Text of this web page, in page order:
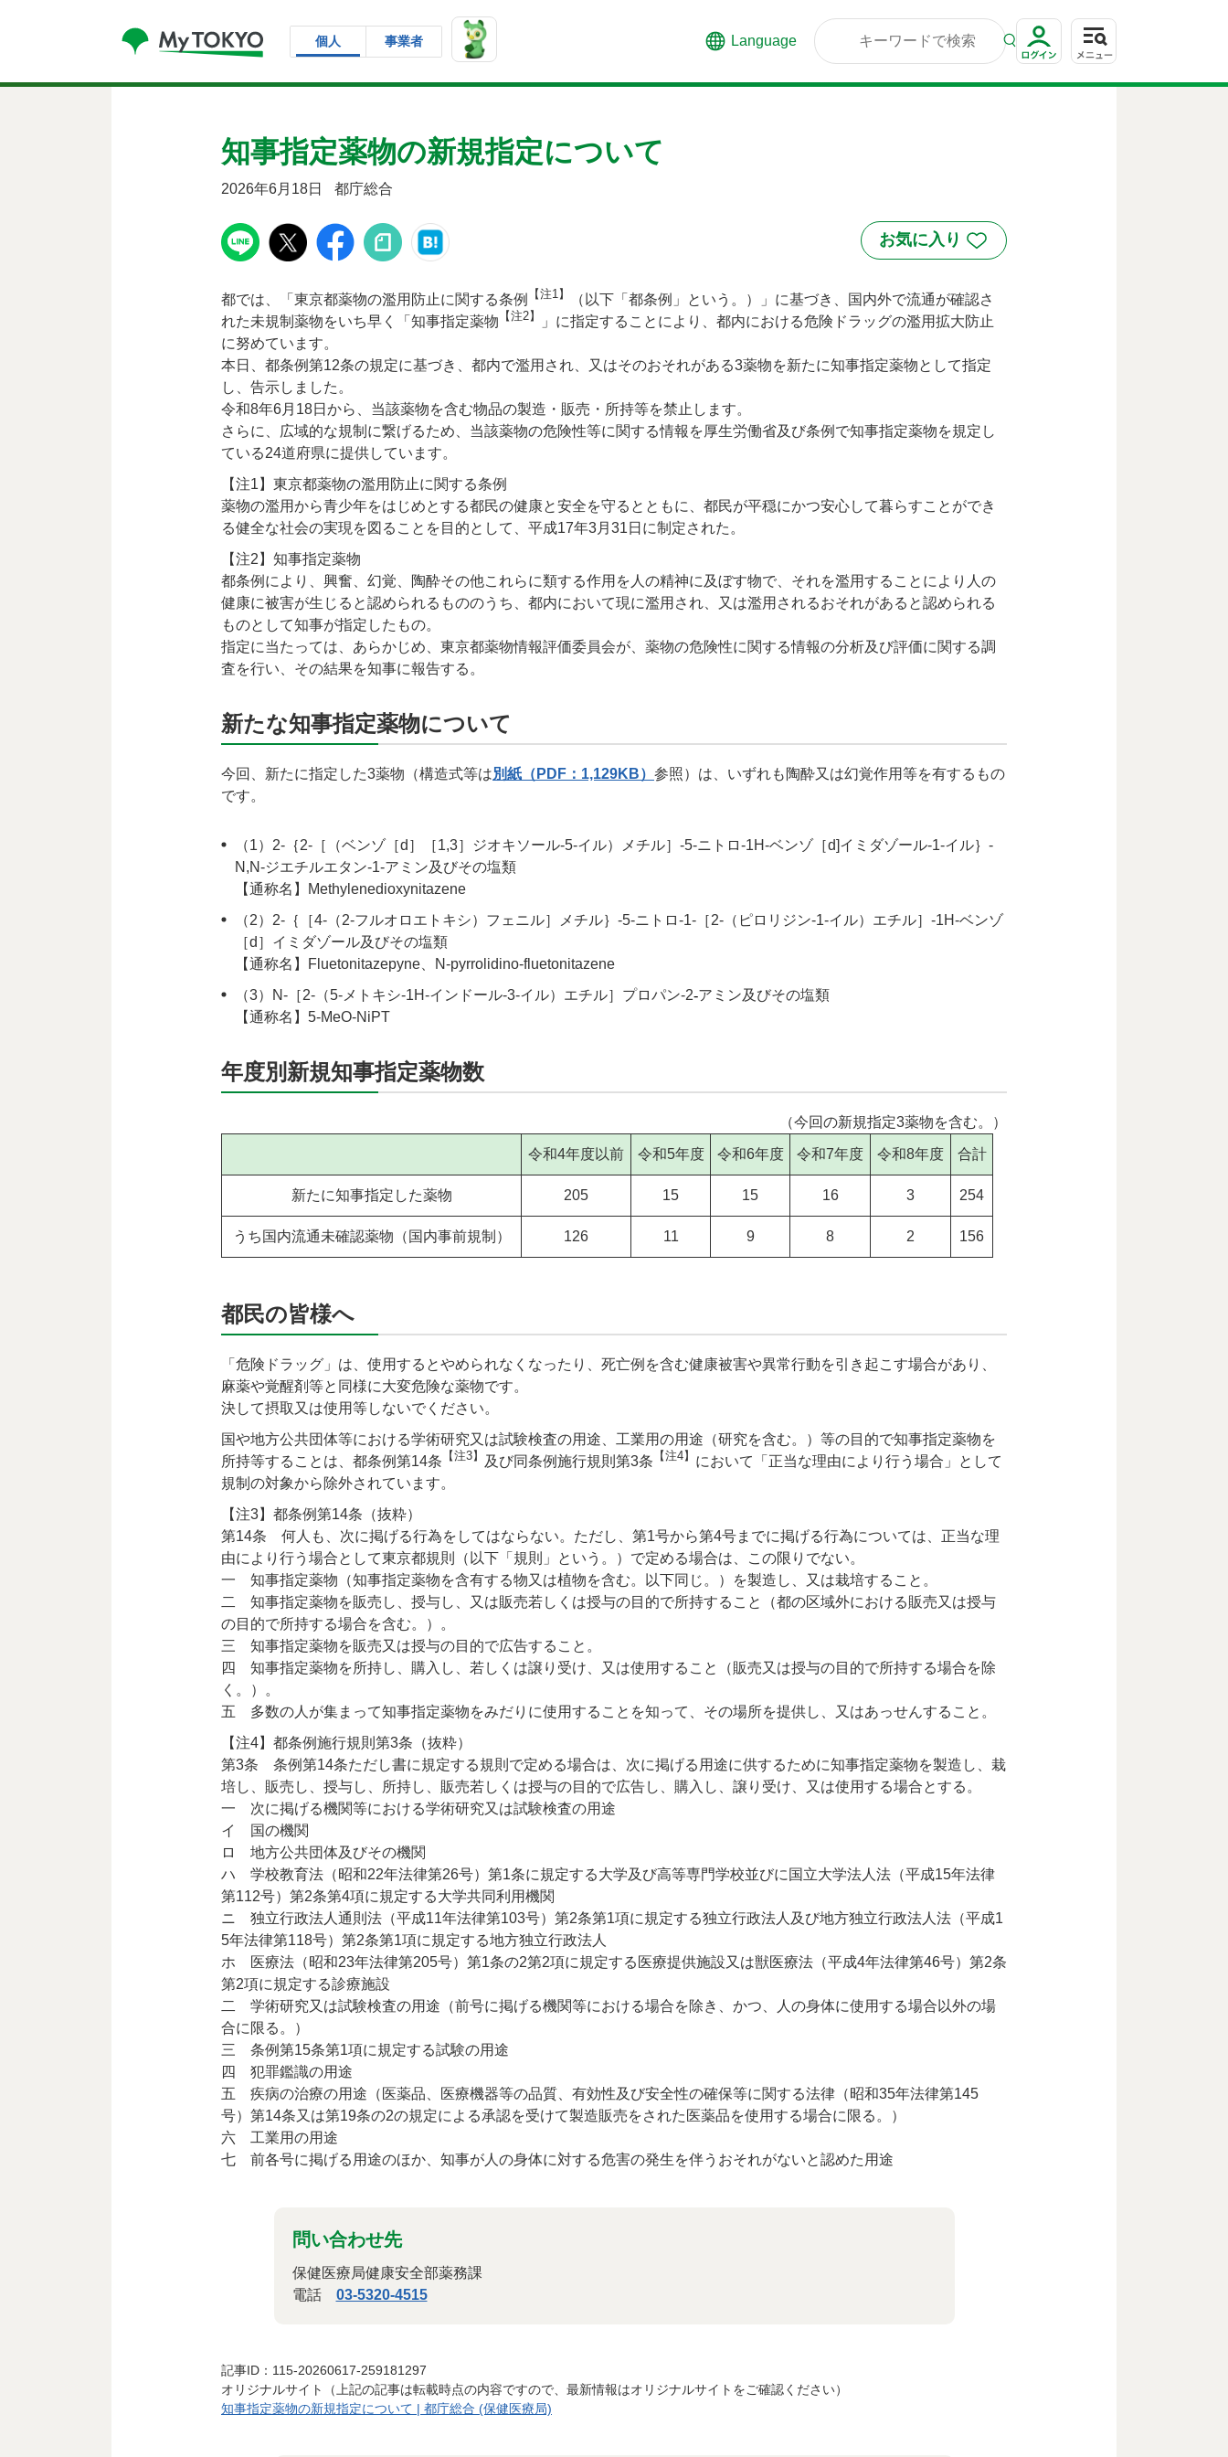
個人 事業者 Language
知事指定薬物の新規指定について
2026年6月18日 都庁総合
都では、「東京都薬物の濫用防止に関する条例 【注1】
（以下「都条例」という。）」に基づき、国内外で流通が確認さ
れた未規制薬物をいち早く「知事指定薬物 【注2】
」に指定することにより、都内における危険ドラッグの濫用拡大防止
に努めています。
本日、都条例第12条の規定に基づき、都内で濫用され、又はそのおそれがある3薬物を新たに知事指定薬物として指定
し、告示しました。
令和8年6月18日から、当該薬物を含む物品の製造・販売・所持等を禁止します。
さらに、広域的な規制に繋げるため、当該薬物の危険性等に関する情報を厚生労働省及び条例で知事指定薬物を規定し
ている24道府県に提供しています。
【注1】東京都薬物の濫用防止に関する条例
薬物の濫用から青少年をはじめとする都民の健康と安全を守るとともに、都民が平穏にかつ安心して暮らすことができ
る健全な社会の実現を図ることを目的として、平成17年3月31日に制定された。
【注2】知事指定薬物
都条例により、興奮、幻覚、陶酔その他これらに類する作用を人の精神に及ぼす物で、それを濫用することにより人の
健康に被害が生じると認められるもののうち、都内において現に濫用され、又は濫用されるおそれがあると認められる
ものとして知事が指定したもの。
指定に当たっては、あらかじめ、東京都薬物情報評価委員会が、薬物の危険性に関する情報の分析及び評価に関する調
査を行い、その結果を知事に報告する。
新たな知事指定薬物について
今回、新たに指定した3薬物（構造式等は別紙（PDF：1,129KB） 参照）は、いずれも陶酔又は幻覚作用等を有するもの
です。
（1）2-｛2-［（ベンゾ［d］［1,3］ジオキソール-5-イル）メチル］-5-ニトロ-1H-ベンゾ［d]イミダゾール-1-イル｝-
N,N-ジエチルエタン-1-アミン及びその塩類
【通称名】Methylenedioxynitazene
（2）2-｛［4-（2-フルオロエトキシ）フェニル］メチル｝-5-ニトロ-1-［2-（ピロリジン-1-イル）エチル］-1H-ベンゾ
［d］イミダゾール及びその塩類
【通称名】Fluetonitazepyne、N-pyrrolidino-fluetonitazene
（3）N-［2-（5-メトキシ-1H-インドール-3-イル）エチル］プロパン-2-アミン及びその塩類
【通称名】5-MeO-NiPT
年度別新規知事指定薬物数
（今回の新規指定3薬物を含む。）
令和4年度以前 令和5年度 令和6年度 令和7年度 令和8年度 合計
新たに知事指定した薬物 205 15 15 16 3 254
うち国内流通未確認薬物（国内事前規制） 126 11 9 8 2 156
都民の皆様へ
「危険ドラッグ」は、使用するとやめられなくなったり、死亡例を含む健康被害や異常行動を引き起こす場合があり、
麻薬や覚醒剤等と同様に大変危険な薬物です。
決して摂取又は使用等しないでください。
国や地方公共団体等における学術研究又は試験検査の用途、工業用の用途（研究を含む。）等の目的で知事指定薬物を
所持等することは、都条例第14条 【注3】 及び同条例施行規則第3条 【注4】 において「正当な理由により行う場合」として
規制の対象から除外されています。
【注3】都条例第14条（抜粋）
第14条 何人も、次に掲げる行為をしてはならない。ただし、第1号から第4号までに掲げる行為については、正当な理
由により行う場合として東京都規則（以下「規則」という。）で定める場合は、この限りでない。
一 知事指定薬物（知事指定薬物を含有する物又は植物を含む。以下同じ。）を製造し、又は栽培すること。
二 知事指定薬物を販売し、授与し、又は販売若しくは授与の目的で所持すること（都の区域外における販売又は授与
の目的で所持する場合を含む。）。
三 知事指定薬物を販売又は授与の目的で広告すること。
四 知事指定薬物を所持し、購入し、若しくは譲り受け、又は使用すること（販売又は授与の目的で所持する場合を除
く。）。
五 多数の人が集まって知事指定薬物をみだりに使用することを知って、その場所を提供し、又はあっせんすること。
【注4】都条例施行規則第3条（抜粋）
第3条 条例第14条ただし書に規定する規則で定める場合は、次に掲げる用途に供するために知事指定薬物を製造し、栽
培し、販売し、授与し、所持し、販売若しくは授与の目的で広告し、購入し、譲り受け、又は使用する場合とする。
一 次に掲げる機関等における学術研究又は試験検査の用途
イ 国の機関
ロ 地方公共団体及びその機関
ハ 学校教育法（昭和22年法律第26号）第1条に規定する大学及び高等専門学校並びに国立大学法人法（平成15年法律
第112号）第2条第4項に規定する大学共同利用機関
ニ 独立行政法人通則法（平成11年法律第103号）第2条第1項に規定する独立行政法人及び地方独立行政法人法（平成1
5年法律第118号）第2条第1項に規定する地方独立行政法人
ホ 医療法（昭和23年法律第205号）第1条の2第2項に規定する医療提供施設又は獣医療法（平成4年法律第46号）第2条
第2項に規定する診療施設
二 学術研究又は試験検査の用途（前号に掲げる機関等における場合を除き、かつ、人の身体に使用する場合以外の場
合に限る。）
三 条例第15条第1項に規定する試験の用途
四 犯罪鑑識の用途
五 疾病の治療の用途（医薬品、医療機器等の品質、有効性及び安全性の確保等に関する法律（昭和35年法律第145
号）第14条又は第19条の2の規定による承認を受けて製造販売をされた医薬品を使用する場合に限る。）
六 工業用の用途
七 前各号に掲げる用途のほか、知事が人の身体に対する危害の発生を伴うおそれがないと認めた用途
問い合わせ先
保健医療局健康安全部薬務課
電話 03-5320-4515
記事ID：115-20260617-259181297
オリジナルサイト（上記の記事は転載時点の内容ですので、最新情報はオリジナルサイトをご確認ください）
知事指定薬物の新規指定について | 都庁総合 (保健医療局)